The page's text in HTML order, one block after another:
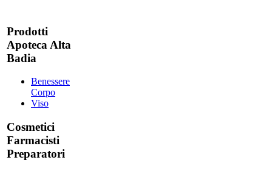
Prodotti
Apoteca Alta
Badia
Benessere
Corpo
Viso
Cosmetici
Farmacisti
Preparatori